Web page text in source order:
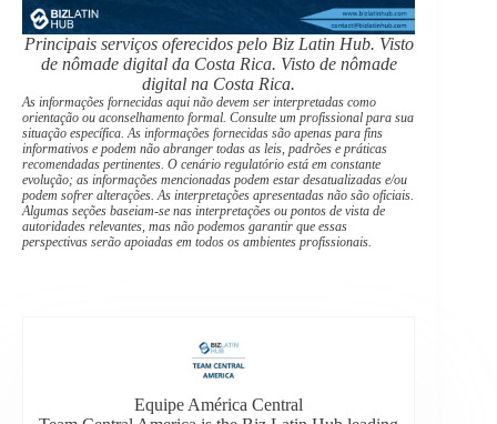
Principais serviços oferecidos pelo Biz Latin Hub. Visto
de nômade digital da Costa Rica. Visto de nômade
digital na Costa Rica.
As informações fornecidas aqui não devem ser interpretadas como
orientação ou aconselhamento formal. Consulte um profissional para sua
situação específica. As informações fornecidas são apenas para fins
informativos e podem não abranger todas as leis, padrões e práticas
recomendadas pertinentes. O cenário regulatório está em constante
evolução; as informações mencionadas podem estar desatualizadas e/ou
podem sofrer alterações. As interpretações apresentadas não são oficiais.
Algumas seções baseiam-se nas interpretações ou pontos de vista de
autoridades relevantes, mas não podemos garantir que essas
perspectivas serão apoiadas em todos os ambientes profissionais.
Equipe América Central